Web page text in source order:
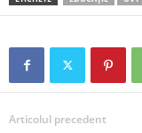
Articolul precedent